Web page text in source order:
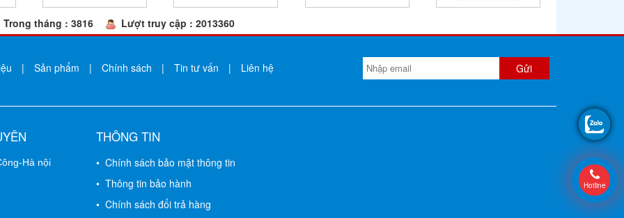
Trong tháng : 3816 Lượt truy cập : 2013360
| Sản phẩm | Chính sách | Tin tư vấn | Liên hệ
Hà nội
THÔNG TIN
• Chính sách bảo mật thông tin
• Thông tin bảo hành
• Chính sách đổi trả hàng
Hotline